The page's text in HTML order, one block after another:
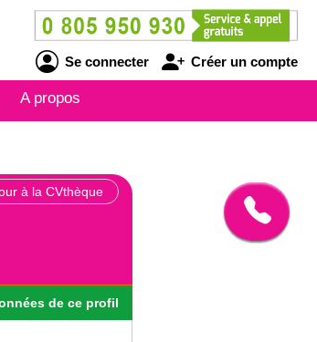
Se connecter Créer un compte
A propos
à la CVthèque
de ce profil